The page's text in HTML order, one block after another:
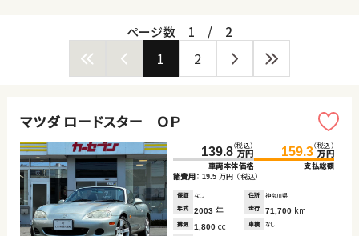
ページ数 1 / 2
1 2
マツダ ロードスター ＯＰ
139.8（税込）
万円
車両本体価格
159.3（税込）
万円
支払総額
諸費用： 19.5 万円 （税込）
保証 なし 住所
神奈川県
年式
2003 年 走行 71,700 km
排気 1,800 cc 車検 なし